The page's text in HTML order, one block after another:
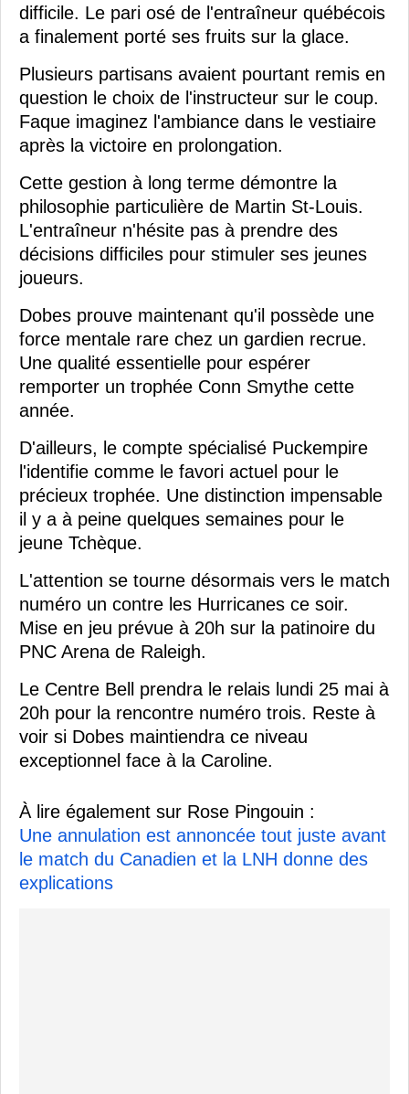
difficile. Le pari osé de l'entraîneur québécois
a finalement porté ses fruits sur la glace.
Plusieurs partisans avaient pourtant remis en
question le choix de l'instructeur sur le coup.
Faque imaginez l'ambiance dans le vestiaire
après la victoire en prolongation.
Cette gestion à long terme démontre la
philosophie particulière de Martin St-Louis.
L'entraîneur n'hésite pas à prendre des
décisions difficiles pour stimuler ses jeunes
joueurs.
Dobes prouve maintenant qu'il possède une
force mentale rare chez un gardien recrue.
Une qualité essentielle pour espérer
remporter un trophée Conn Smythe cette
année.
D'ailleurs, le compte spécialisé Puckempire
l'identifie comme le favori actuel pour le
précieux trophée. Une distinction impensable
il y a à peine quelques semaines pour le
jeune Tchèque.
L'attention se tourne désormais vers le match
numéro un contre les Hurricanes ce soir.
Mise en jeu prévue à 20h sur la patinoire du
PNC Arena de Raleigh.
Le Centre Bell prendra le relais lundi 25 mai à
20h pour la rencontre numéro trois. Reste à
voir si Dobes maintiendra ce niveau
exceptionnel face à la Caroline.
À lire également sur Rose Pingouin :
Une annulation est annoncée tout juste avant
le match du Canadien et la LNH donne des
explications